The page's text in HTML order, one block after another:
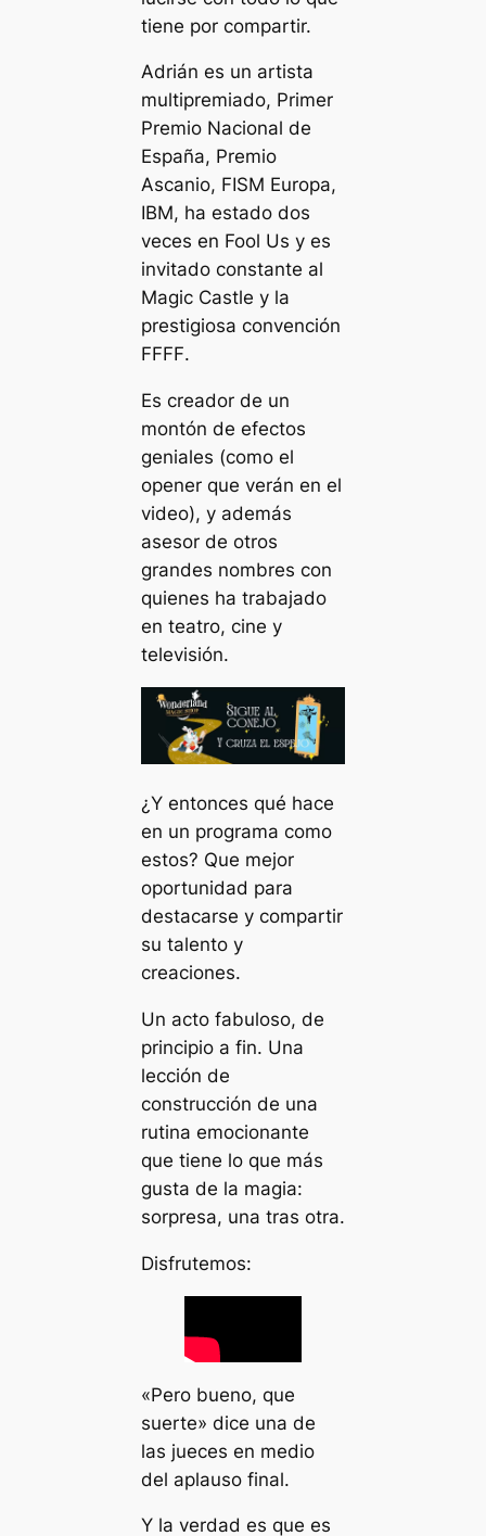
tiene por compartir.
Adrián es un artista
multipremiado, Primer
Premio Nacional de
España, Premio
Ascanio, FISM Europa,
IBM, ha estado dos
veces en Fool Us y es
invitado constante al
Magic Castle y la
prestigiosa convención
FFFF.
Es creador de un
montón de efectos
geniales (como el
opener que verán en el
video), y además
asesor de otros
grandes nombres con
quienes ha trabajado
en teatro, cine y
televisión.
¿Y entonces qué hace
en un programa como
estos? Que mejor
oportunidad para
destacarse y compartir
su talento y
creaciones.
Un acto fabuloso, de
principio a fin. Una
lección de
construcción de una
rutina emocionante
que tiene lo que más
gusta de la magia:
sorpresa, una tras otra.
Disfrutemos:
«Pero bueno, que
suerte» dice una de
las jueces en medio
del aplauso final.
Y la verdad es que es